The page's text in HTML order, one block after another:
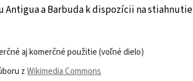
Antigua a Barbuda k dispozícii na stiahnutie
aj komerčné použitie (voľné dielo)
zWikimedia Commons